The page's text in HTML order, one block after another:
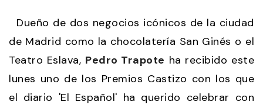
Dueño de dos negocios icónicos de la ciudad
de Madrid como la chocolatería San Ginés o el
Teatro Eslava, Pedro Trapote ha recibido este
lunes uno de los Premios Castizo con los que
el diario 'El Español' ha querido celebrar con